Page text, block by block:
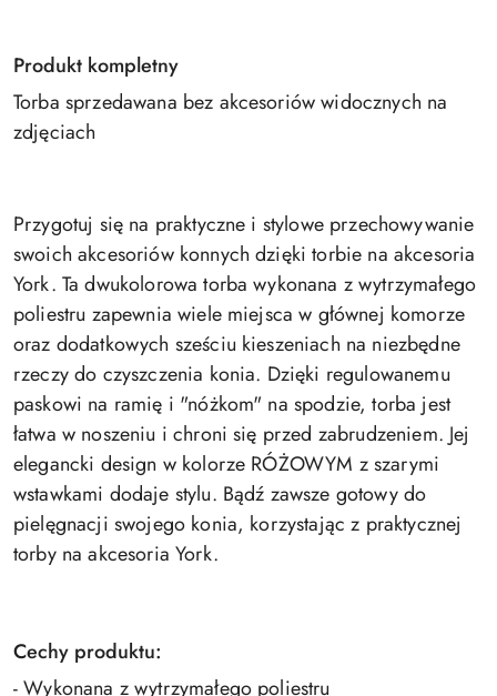
Produkt kompletny
Torba sprzedawana bez akcesoriów widocznych na
zdjęciach
Przygotuj się na praktyczne i stylowe przechowywanie
swoich akcesoriów konnych dzięki torbie na akcesoria
York. Ta dwukolorowa torba wykonana z wytrzymałego
poliestru zapewnia wiele miejsca w głównej komorze
oraz dodatkowych sześciu kieszeniach na niezbędne
rzeczy do czyszczenia konia. Dzięki regulowanemu
paskowi na ramię i "nóżkom" na spodzie, torba jest
łatwa w noszeniu i chroni się przed zabrudzeniem. Jej
elegancki design w kolorze RÓŻOWYM z szarymi
wstawkami dodaje stylu. Bądź zawsze gotowy do
pielęgnacji swojego konia, korzystając z praktycznej
torby na akcesoria York.
Cechy produktu:
- Wykonana z wytrzymałego poliestru